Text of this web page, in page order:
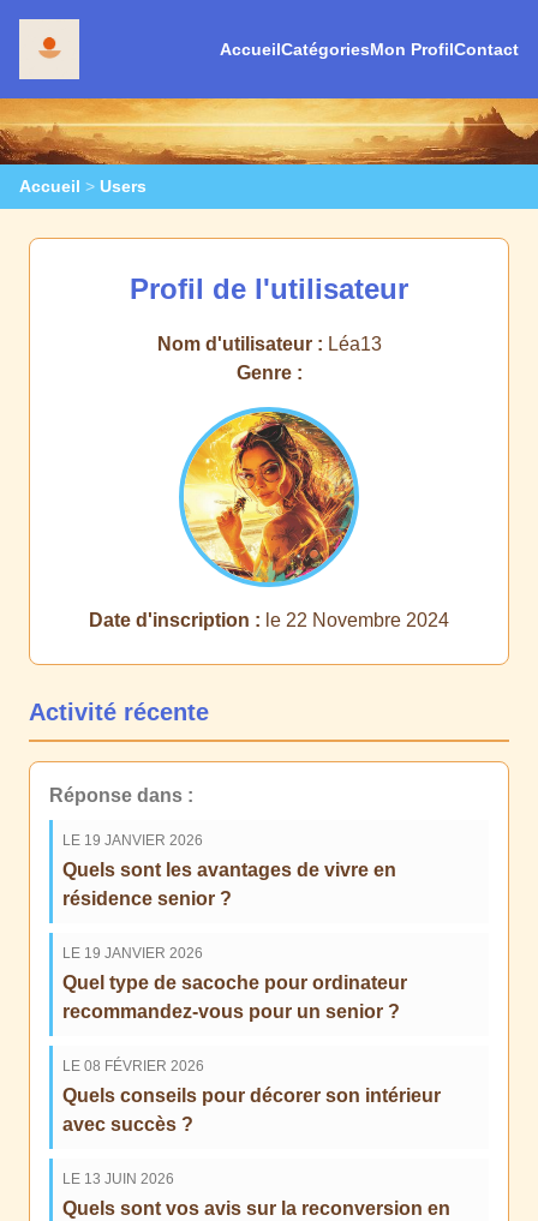
AccueilCatégoriesMon ProfilContact
Accueil > Users
Profil de l'utilisateur
Nom d'utilisateur : Léa13
Genre :
Date d'inscription : le 22 Novembre 2024
Activité récente
Réponse dans :
LE 19 JANVIER 2026
Quels sont les avantages de vivre en
résidence senior ?
LE 19 JANVIER 2026
Quel type de sacoche pour ordinateur
recommandez-vous pour un senior ?
LE 08 FÉVRIER 2026
Quels conseils pour décorer son intérieur
avec succès ?
LE 13 JUIN 2026
Quels sont vos avis sur la reconversion en